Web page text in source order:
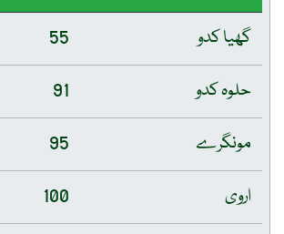
گھیا کدو
55
حلوہ کدو
91
مونگرے
95
اروی
100